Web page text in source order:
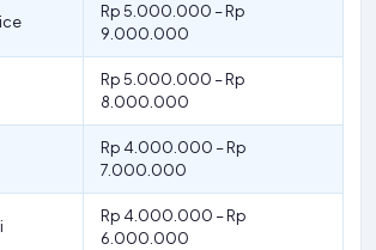
Rp 5.000.000 – Rp
9.000.000
Rp 5.000.000 – Rp
8.000.000
Rp 4.000.000 – Rp
7.000.000
Rp 4.000.000 – Rp
6.000.000